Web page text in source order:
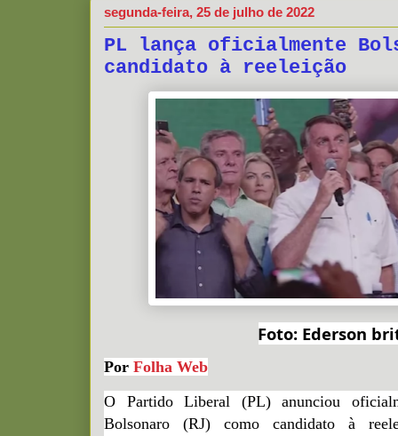
segunda-feira, 25 de julho de 2022
PL lança oficialmente
candidato à reeleição
Foto: Ederson
Por Folha Web
O Partido Liberal (PL) anunciou
Bolsonaro (RJ) como candidato à